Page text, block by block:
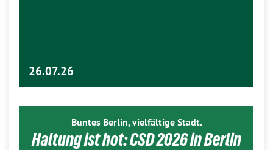
26.07.26
Buntes Berlin, vielfältige Stadt.
Haltung ist hot: CSD 2026 in Berlin